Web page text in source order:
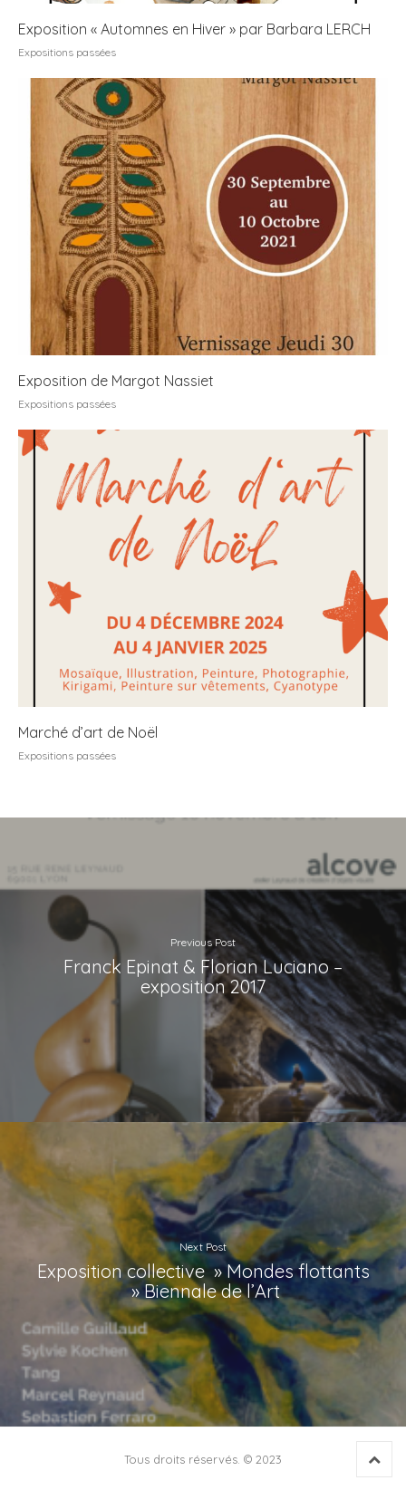
Exposition « Automnes en Hiver » par Barbara LERCH
Expositions passées
Exposition de Margot Nassiet
Expositions passées
Marché d’art de Noël
Expositions passées
Previous Post
Franck Epinat & Florian Luciano –
exposition 2017
Next Post
Exposition collective » Mondes flottants
» Biennale de l’Art
Tous droits réservés. © 2023 Back